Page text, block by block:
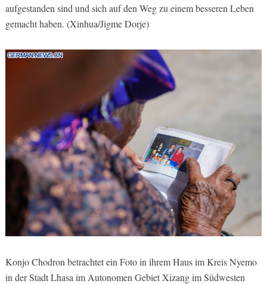
aufgestanden sind und sich auf den Weg zu einem besseren Leben
gemacht haben. (Xinhua/Jigme Dorje)
Konjo Chodron betrachtet ein Foto in ihrem Haus im Kreis Nyemo
in der Stadt Lhasa im Autonomen Gebiet Xizang im Südwesten